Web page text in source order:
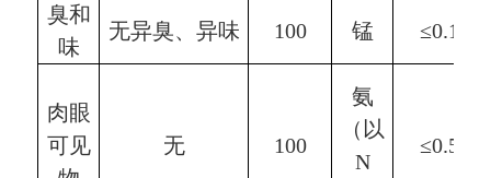
臭和
味
无异臭、异味 100 锰 ≤0.1
肉眼
可见
无 100
氨
（以
N
≤0.5